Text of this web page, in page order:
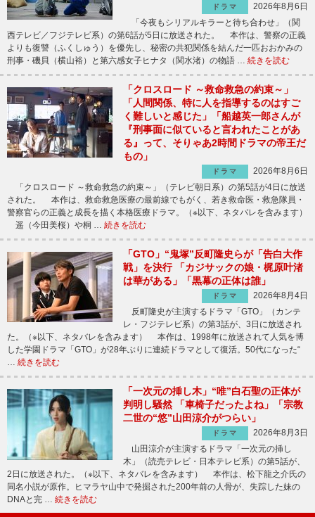
ドラマ
2026年8月6日
「今夜もシリアルキラーと待ち合わせ」（関
西テレビ／フジテレビ系）の第6話が5日に放送された。 本作は、警察の正義
よりも復讐（ふくしゅう）を優先し、秘密の共犯関係を結んだ一匹おおかみの
刑事・磯貝（横山裕）と第六感女子ヒナタ（関水渚）の物語 … 続きを読む
「クロスロード ～救命救急の約束～」
「人間関係、特に人を指導するのはすご
く難しいと感じた」「船越英一郎さんが
『刑事面に似ていると言われたことがあ
る』って、そりゃあ2時間ドラマの帝王だ
もの」
ドラマ
2026年8月6日
「クロスロード ～救命救急の約束～」（テレビ朝日系）の第5話が4日に放送
された。 本作は、救命救急医療の最前線でもがく、若き救命医・救急隊員・
警察官らの正義と成長を描く本格医療ドラマ。（※以下、ネタバレを含みます）
遥（今田美桜）や桐 … 続きを読む
「GTO」“鬼塚”反町隆史らが「告白大作
戦」を決行 「カジサックの娘・梶原叶渚
は華がある」「黒幕の正体は誰」
ドラマ
2026年8月4日
反町隆史が主演するドラマ「GTO」（カンテ
レ・フジテレビ系）の第3話が、3日に放送され
た。（※以下、ネタバレを含みます） 本作は、1998年に放送されて人気を博
した学園ドラマ「GTO」が28年ぶりに連続ドラマとして復活。50代になった“
続きを読む
「一次元の挿し木」“唯”白石聖の正体が
判明し騒然 「車椅子だったよね」「宗教
二世の“悠”山田涼介がつらい」
ドラマ
2026年8月3日
山田涼介が主演するドラマ「一次元の挿し
木」（読売テレビ・日本テレビ系）の第5話が、
2日に放送された。（※以下、ネタバレを含みます） 本作は、松下龍之介氏の
同名小説が原作。ヒマラヤ山中で発掘された200年前の人骨が、失踪した妹の
DNAと完 … 続きを読む